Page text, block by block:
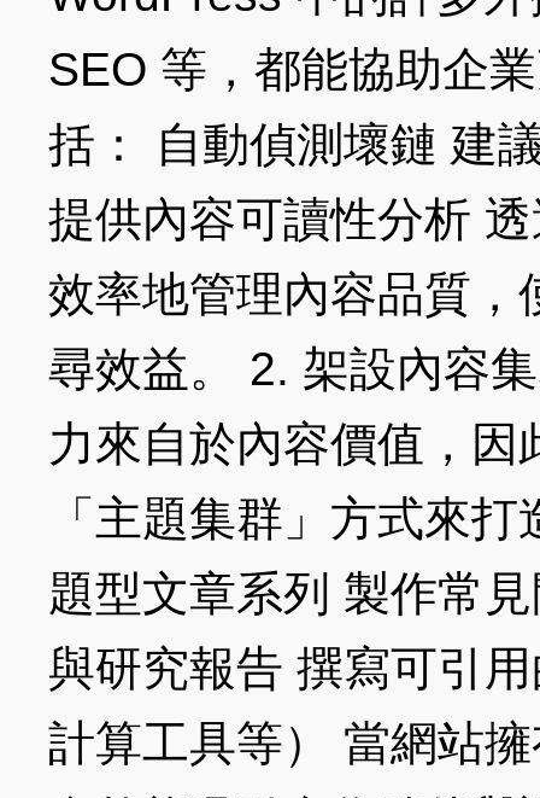
SEO 等，都能協助企
括： 自動偵測壞鏈 建
提供內容可讀性分析
效率地管理內容品質，
尋效益。 2. 架設內容
力來自於內容價值，
「主題集群」方式來
題型文章系列 製作常
與研究報告 撰寫可引
計算工具等） 當網站